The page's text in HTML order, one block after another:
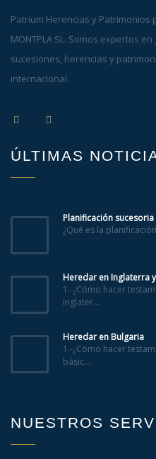
Patrium Herencias y Patrimonios
MONTPLA SL. Somos expertos
sucesiones, herencias y
internacional.
ÚLTIMAS
Planificación sucesoria
¿Qué es la
Heredar en Inglaterra
1.-¿Cómo hacer
Inglater...
Heredar en Bulgaria
1.-¿Cómo hacer
básic...
NUESTROS